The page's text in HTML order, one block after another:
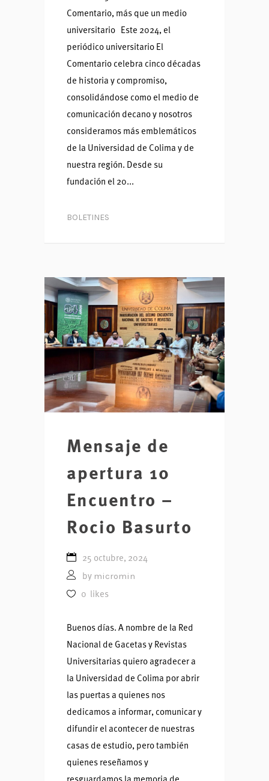
Comentario, más que un medio
universitario Este 2024, el
periódico universitario El
Comentario celebra cinco décadas
de historia y compromiso,
consolidándose como el medio de
comunicación decano y nosotros
consideramos más emblemáticos
de la Universidad de Colima y de
nuestra región. Desde su
fundación el 20...
BOLETINES
Mensaje de
apertura 10
Encuentro –
Rocio Basurto
25 octubre, 2024
by micromin
0 likes
Buenos días. A nombre de la Red
Nacional de Gacetas y Revistas
Universitarias quiero agradecer a
la Universidad de Colima por abrir
las puertas a quienes nos
dedicamos a informar, comunicar y
difundir el acontecer de nuestras
casas de estudio, pero también
quienes reseñamos y